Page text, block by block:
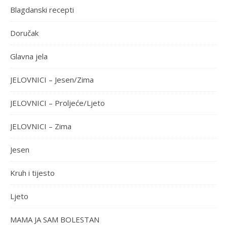
Blagdanski recepti
Doručak
Glavna jela
JELOVNICI – Jesen/Zima
JELOVNICI – Proljeće/Ljeto
JELOVNICI – Zima
Jesen
Kruh i tijesto
Ljeto
MAMA JA SAM BOLESTAN